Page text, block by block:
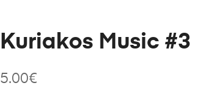
Kuriakos Music #3
5.00€